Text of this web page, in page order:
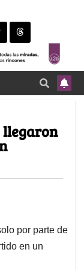
llegaron
por parte de
en un